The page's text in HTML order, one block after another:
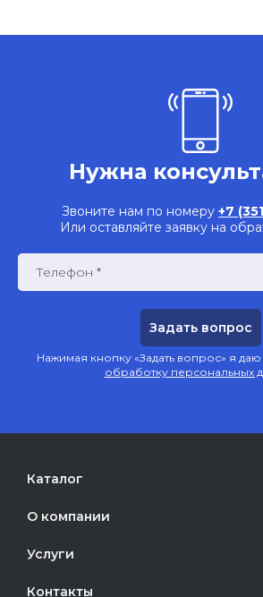
Нужна
Звоните нам по номеру +7
Или оставляйте заявку на
Телефон *
Нажимая кнопку «Задать вопрос» я
обработку персональных
Каталог
О компании
Услуги
Контакты